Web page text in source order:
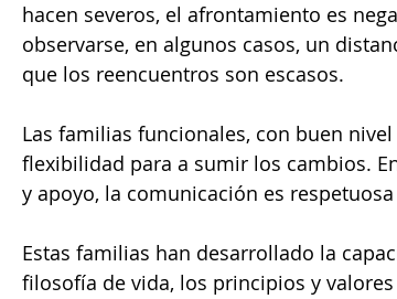
hacen severos, el afrontamiento es
observarse, en algunos casos, un
que los reencuentros son escasos.
Las familias funcionales, con buen
flexibilidad para a sumir los cambios.
y apoyo, la comunicación es
Estas familias han desarrollado la
filosofía de vida, los principios y